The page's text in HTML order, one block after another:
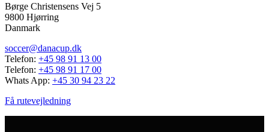
Børge Christensens Vej 5
9800 Hjørring
Danmark
soccer@danacup.dk
Telefon: +45 98 91 13 00
Telefon: +45 98 91 17 00
Whats App: +45 30 94 23 22
Få rutevejledning